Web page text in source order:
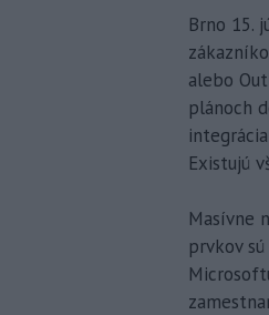
Brno 15.
alebo
plánoch
Existujú
Masívne
prvkov